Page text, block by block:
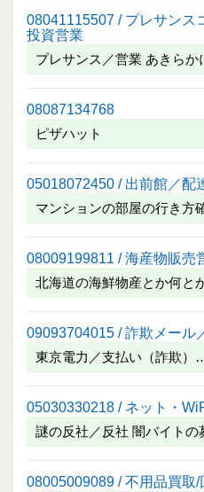
08041115507 / プレサンス
投資営業
プレサンス／営業 あきら
08087134768
ピザハット
05018072450 / 出前館／配
マンションの部屋の行き方
08009199811 / 海産物販売
北海道の海鮮物産とか何と
09093704015 / 詐欺メール
東京電力／支払い（詐欺）
05030330218 / ネット・
謎の反社／反社 闇バイトの
08005009089 / 不用品買取/